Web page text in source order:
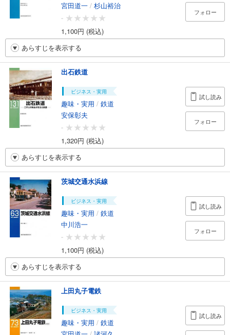
宮田道一 / 杉山裕治
-
1,100円 (税込)
フォロー
あらすじを表示する
出石鉄道
ビジネス・実用
趣味・実用 / 鉄道
安保彰夫
-
1,320円 (税込)
試し読み
フォロー
あらすじを表示する
茨城交通水浜線
ビジネス・実用
趣味・実用 / 鉄道
中川浩一
-
1,100円 (税込)
試し読み
フォロー
あらすじを表示する
上田丸子電鉄
ビジネス・実用
趣味・実用 / 鉄道
試し読み